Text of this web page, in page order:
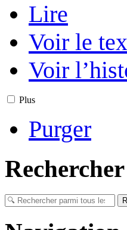
Lire
Voir le
Voir
Plus
Purger
Rechercher